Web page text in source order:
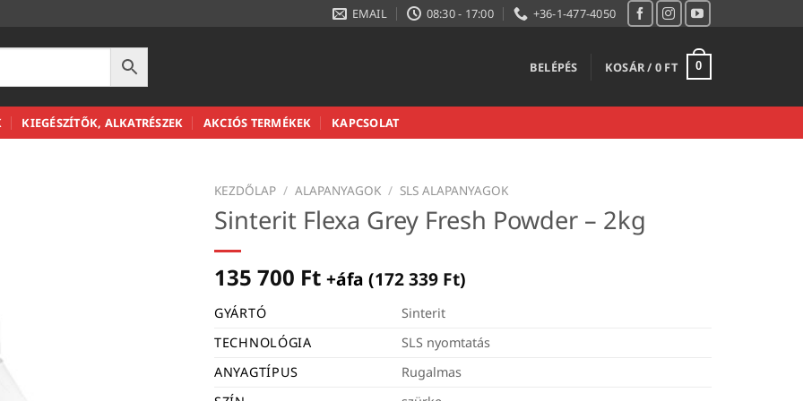
EMAIL 08:30 - 17:00 +36-1-477-4050
BELÉPÉS KOSÁR / 0 FT 0
KIEGÉSZÍTŐK, ALKATRÉSZEK AKCIÓS TERMÉKEK KAPCSOLAT
KEZDŐLAP / ALAPANYAGOK / SLS ALAPANYAGOK
Sinterit Flexa Grey Fresh Powder – 2kg
135 700 Ft +áfa (172 339 Ft)
GYÁRTÓ
Sinterit
TECHNOLÓGIA
SLS nyomtatás
ANYAGTÍPUS
Rugalmas